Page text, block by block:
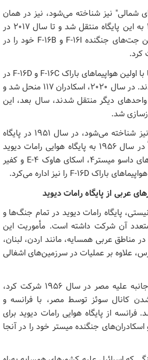
شمالی" نیز شناخته می‌شود، نیز در همان
سال تأسیس شد و در سال ۱۹۵۶ به این پایگاه منتقل شد و تا سال ۲۰۱۷ در
آنجا باقی ماند. این اسکادران اولین جت‌های جنگنده F-۱۶I و F-۱۶B خود را در
تا اواسط دهه ۱۹۸۰، این هواپیماها با اولین هواپیماهای باراک F-۱۶C و F-۱۶D در
نیروی هوایی اسرائیل جایگزین شدند. در سال ۲۰۲۰، اسکادران ۱۱۷ منحل شد و
واحدهای دیگر منتقل شدند، سال بعد، این
شد.
اسکادران ۱۰۹، که با نام «وادی» نیز شناخته می‌شود، در سال ۱۹۵۱ در پایگاه
هوایی تل‌نوف تأسیس شد و بعداً در سال ۱۹۵۶ به پایگاه هوایی رامات دیوید
منتقل شد. این اسکادران هواپیماهای داسو میستر۴، اسکای هاوک E-۴ و کفیر
عربی از پایگاه رامات دیوید
پایگاه رامات دیوید در تمام جنگ‌ها و
آن شرکت داشته است. مأموریت این
مناطق عربی همسایه، مانند اردن، لبنان،
علاوه بر عملیات در سرزمین‌های اشغالی
همچنین این پایگاه در تجاوز سه‌جانبه علیه مصر در سال ۱۹۵۶ شرکت کرد،
کانال سوئز توسط مصر، با فرانسه و
از پایگاه هوایی رامات دیوید برای
جنگنده میستر خود را در آنجا